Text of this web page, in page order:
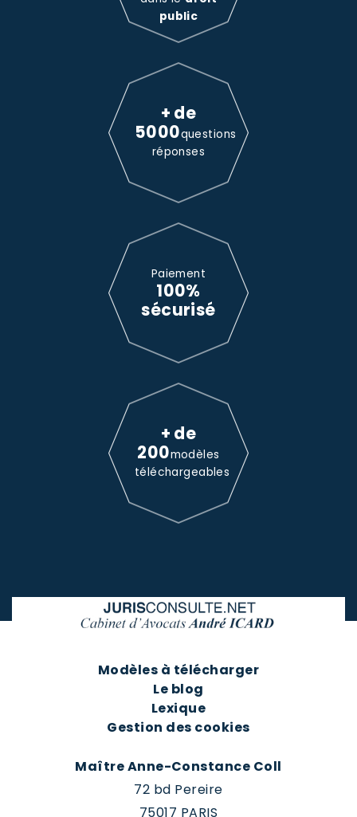
public
+ de
5000questions
réponses
Paiement
100%
sécurisé
+ de
200modèles
téléchargeables
Modèles à télécharger
Le blog
Lexique
Gestion des cookies
Maître Anne-Constance Coll
72 bd Pereire
75017 PARIS